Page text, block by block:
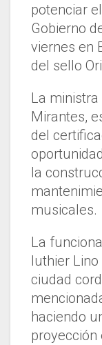
potenciar
Gobierno
viernes en
del sello
La ministra
Mirantes,
del
la
musicales.
La
luthier Lino
ciudad
haciendo
proyección